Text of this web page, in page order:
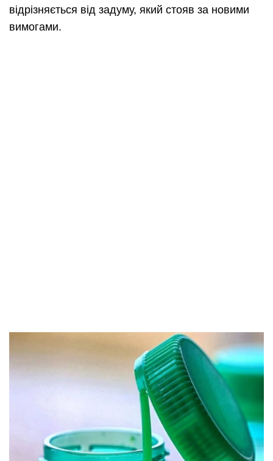
відрізняється від задуму, який стояв за новими
вимогами.